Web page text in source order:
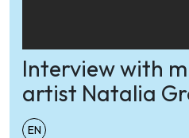
Interview with
artist Natalia
EN